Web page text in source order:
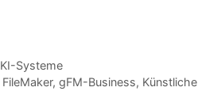
KI-Systeme
FileMaker, gFM-Business, Künstliche